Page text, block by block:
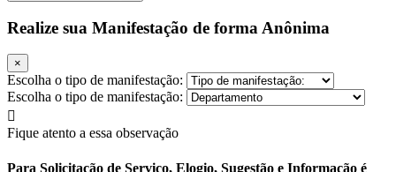
Realize sua Manifestação de forma Anônima
×
Escolha o tipo de manifestação:
Escolha o tipo de manifestação:
Fique atento a essa observação
Para Solicitação de Serviço, Elogio, Sugestão e Informação é